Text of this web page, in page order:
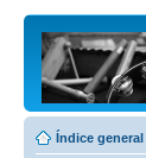
Índice general